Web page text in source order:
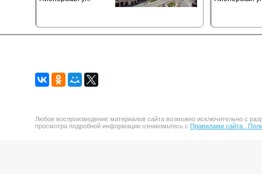
Любое воспроизведение материалов сайта возможно исключительно с
просмотра подробной информации ознакомьтесь с Правилами сайта .